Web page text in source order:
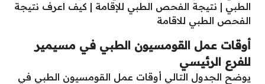
الطبي | نتيجة الفحص الطبي للإقامة | كيف اعرف نتيجة
الفحص الطبي للاقامة
أوقات عمل القومسيون الطبي في مسيمير
للفرع الرئيسي
يوضح الجدول التالي أوقات عمل القومسيون الطبي في